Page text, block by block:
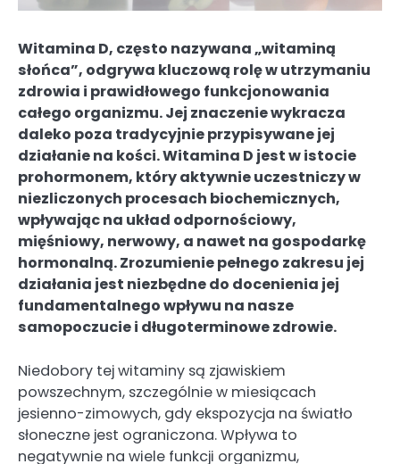
Witamina D, często nazywana „witaminą
słońca”, odgrywa kluczową rolę w utrzymaniu
zdrowia i prawidłowego funkcjonowania
całego organizmu. Jej znaczenie wykracza
daleko poza tradycyjnie przypisywane jej
działanie na kości. Witamina D jest w istocie
prohormonem, który aktywnie uczestniczy w
niezliczonych procesach biochemicznych,
wpływając na układ odpornościowy,
mięśniowy, nerwowy, a nawet na gospodarkę
hormonalną. Zrozumienie pełnego zakresu jej
działania jest niezbędne do docenienia jej
fundamentalnego wpływu na nasze
samopoczucie i długoterminowe zdrowie.
Niedobory tej witaminy są zjawiskiem
powszechnym, szczególnie w miesiącach
jesienno-zimowych, gdy ekspozycja na światło
słoneczne jest ograniczona. Wpływa to
negatywnie na wiele funkcji organizmu,